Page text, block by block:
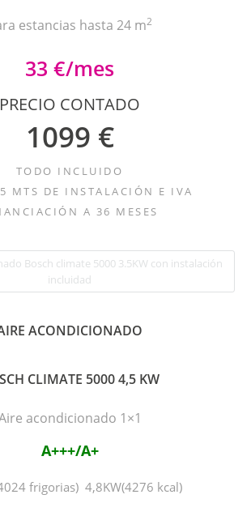
estancias hasta 24 m2
33 €/mes
PRECIO CONTADO
1099 €
TODO INCLUIDO
MTS DE INSTALACIÓN E IVA
A 36 MESES
ACONDICIONADO
CLIMATE 5000 4,5 KW
acondicionado 1×1
A+++/A+
frigorias) 4,8KW(4276 kcal)